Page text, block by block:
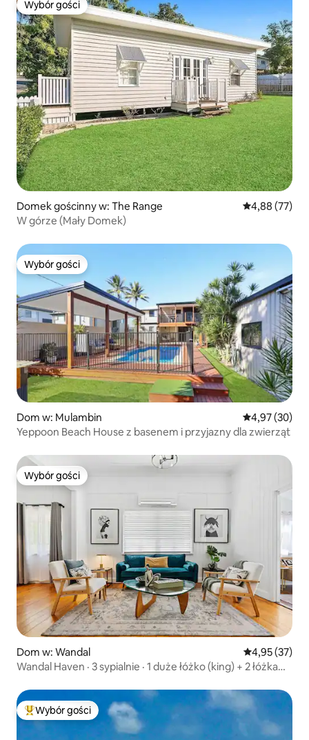
Wybór gości
Wybór gości
Domek gościnny w: The Range Średnia
4,88 (77)
W górze (Mały Domek)
Wybór gości
Wybór gości
Dom w: Mulambin Średnia
4,97 (30)
Yeppoon Beach House z basenem i przyjazny dla zwierząt
Wybór gości
Wybór gości
Dom w: Wandal Średnia
4,95 (37)
Wandal Haven · 3 sypialnie · 1 duże łóżko (king) + 2 łóżka
Najpopularniejsze z kategorii Wybór gości
Wybór gości